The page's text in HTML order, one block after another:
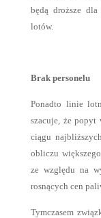
będą droższe dla
lotów.
Brak personelu
Ponadto linie
szacuje, że
ciągu
obliczu
ze względu na
rosnących cen
Tymczasem